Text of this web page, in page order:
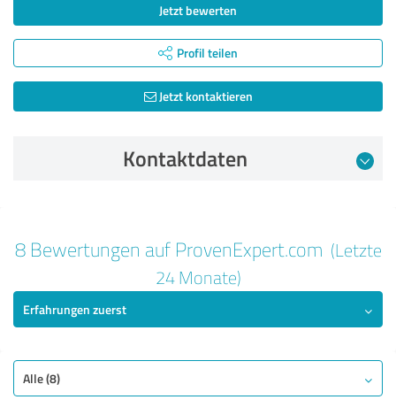
Jetzt bewerten
Profil teilen
Jetzt kontaktieren
Kontaktdaten
SEHR GUT
Nutzen
Leistungen
8 Bewertungen auf ProvenExpert.com (Letzte
24 Monate)
Erfahrungen zuerst
Alle (8)